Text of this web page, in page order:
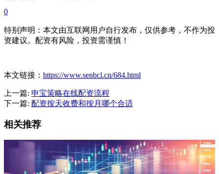
0
特别声明：本文由互联网用户自行发布，仅供参考，不作为投
资建议。配资有风险，投资需谨慎！
本文链接： https://www.senbcl.cn/684.html
上一篇: 申宝策略在线配资流程
下一篇: 配资按天收费和按月哪个合适
相关推荐